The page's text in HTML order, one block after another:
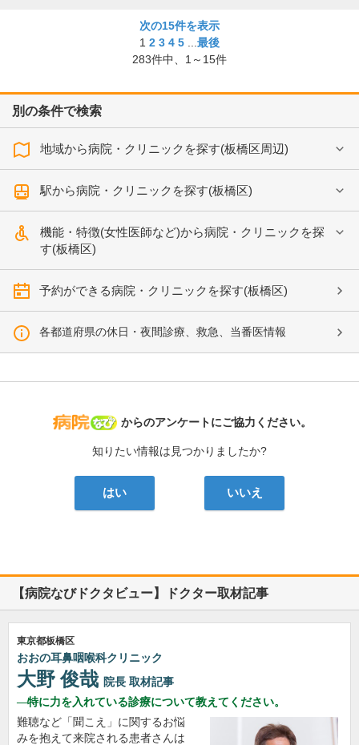
次の15件を表示
1 2 3 4 5
最後
283件中、 1～15件
別の条件で検索
地域から病院・クリニックを探す(板橋区周辺)
駅から病院・クリニックを探す(板橋区)
機能・特徴(女性医師など)から病院・クリニックを探
す(板橋区)
予約ができる病院・クリニックを探す(板橋区)
各都道府県の休日・夜間診療、救急、当番医情報
病院なび
からのアンケートにご協力ください。
知りたい情報は見つかりましたか?
はい いいえ
【病院なびドクタビュー】ドクター取材記事
東京都板橋区
おおの耳鼻咽喉科クリニック
大野 俊哉 院長 取材記事
特に力を入れている診療について教えてください。
難聴など「聞こえ」に関するお悩
みを抱えて来院される患者さんは